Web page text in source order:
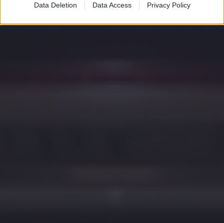
Data Deletion Data Access Privacy Policy